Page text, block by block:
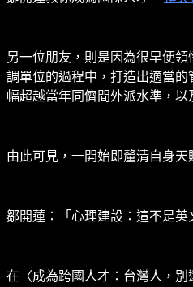
另一位朋友，則是因為很早便
調單位的過程中，打造出適當
幅超越當年同儕間外派水準，
由此可見，一開始即釐清自身
鄒開蓮：「心理建設：這不是英
在〈成為跨國人才：台灣人，